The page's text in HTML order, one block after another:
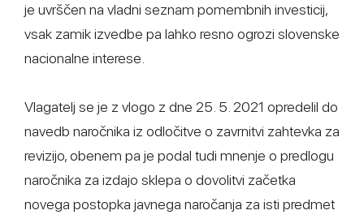
je uvrščen na vladni seznam pomembnih investicij,
vsak zamik izvedbe pa lahko resno ogrozi slovenske
nacionalne interese.
Vlagatelj se je z vlogo z dne 25. 5. 2021 opredelil do
navedb naročnika iz odločitve o zavrnitvi zahtevka za
revizijo, obenem pa je podal tudi mnenje o predlogu
naročnika za izdajo sklepa o dovolitvi začetka
novega postopka javnega naročanja za isti predmet